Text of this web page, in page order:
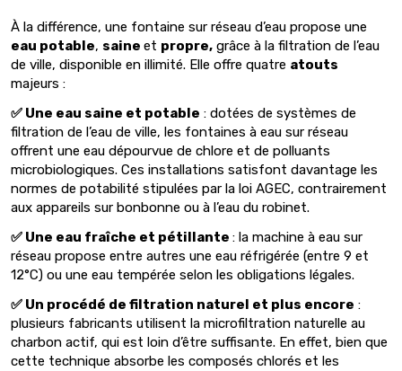
À la différence, une fontaine sur réseau d’eau propose une
eau potable, saine et propre, grâce à la filtration de l’eau
de ville, disponible en illimité. Elle offre quatre atouts
majeurs :
✅ Une eau saine et potable : dotées de systèmes de
filtration de l’eau de ville, les fontaines à eau sur réseau
offrent une eau dépourvue de chlore et de polluants
microbiologiques. Ces installations satisfont davantage les
normes de potabilité stipulées par la loi AGEC, contrairement
aux appareils sur bonbonne ou à l’eau du robinet.
✅ Une eau fraîche et pétillante : la machine à eau sur
réseau propose entre autres une eau réfrigérée (entre 9 et
12°C) ou une eau tempérée selon les obligations légales.
✅ Un procédé de filtration naturel et plus encore :
plusieurs fabricants utilisent la microfiltration naturelle au
charbon actif, qui est loin d’être suffisante. En effet, bien que
cette technique absorbe les composés chlorés et les